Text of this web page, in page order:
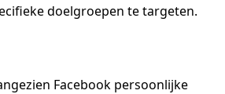
doelgroepen te targeten.
Facebook persoonlijke